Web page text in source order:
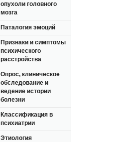
опухоли головного
мозга
Паталогия эмоций
Признаки и симптомы
психического
расстройства
Опрос, клиническое
обследование и
ведение истории
болезни
Классификация в
психиатрии
Этиология